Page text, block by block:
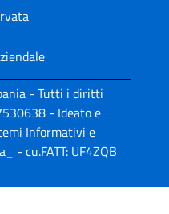
- Tutti i diritti
- Ideato e
Informativi e
- cu.FATT: UF4ZQB